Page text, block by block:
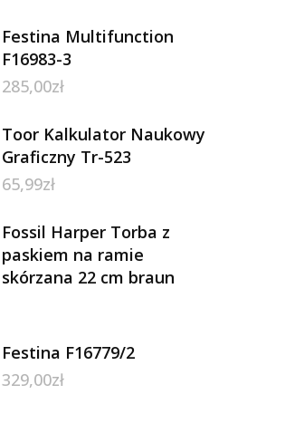
Festina Multifunction
F16983-3
285,00zł
Toor Kalkulator Naukowy
Graficzny Tr-523
65,99zł
Fossil Harper Torba z
paskiem na ramie
skórzana 22 cm braun
Festina F16779/2
329,00zł